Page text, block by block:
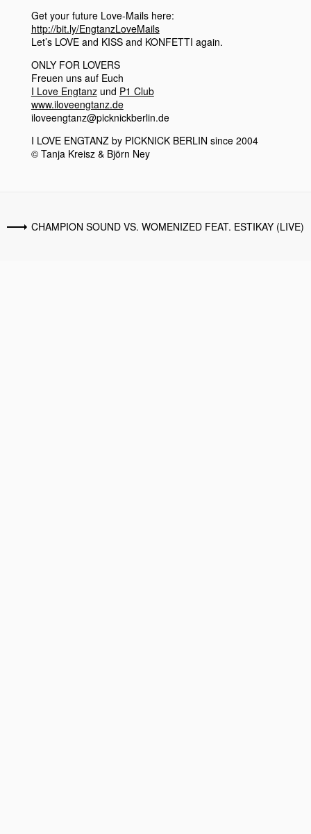
Get your future Love-Mails here:
http://bit.ly/EngtanzLoveMails
Let’s LOVE and KISS and KONFETTI again.
ONLY FOR LOVERS
Freuen uns auf Euch
I Love Engtanzund P1 Club
www.iloveengtanz.de
iloveengtanz@picknickberlin.de
I LOVE ENGTANZ by PICKNICK BERLIN since 2004
© Tanja Kreisz & Björn Ney
CHAMPION SOUND VS. WOMENIZED FEAT. ESTIKAY (LIVE)